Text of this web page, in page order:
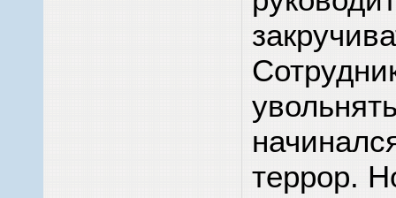
террор.